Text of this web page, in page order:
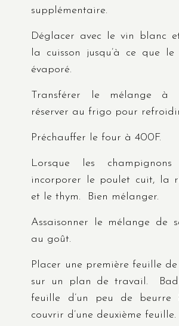
supplémentaire.
Déglacer avec le vin blanc
la cuisson jusqu’à ce que
évaporé.
Transférer le mélange
réserver au frigo pour
Préchauffer le four à 400F.
Lorsque les
incorporer le poulet cuit, la
et le thym. Bien mélanger.
Assaisonner le mélange de
au goût.
Placer une première feuille
sur un plan de travail.
feuille d’un peu de beurre
couvrir d’une deuxième feuille.